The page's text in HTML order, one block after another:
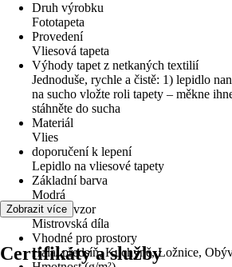
Druh výrobku
Fototapeta
Provedení
Vliesová tapeta
Výhody tapet z netkaných textilií
Jednoduše, rychle a čistě: 1) lepidlo
na sucho vložte roli tapety – měkne
stáhněte do sucha
Materiál
Vlies
doporučení k lepení
Lepidlo na vliesové tapety
Základní barva
Modrá
Dekor / vzor
Mistrovská díla
Vhodné pro prostory
Hala/ předsíň, Kuchyně, Ložnice,
Zobrazit více
Certifikáty a služby